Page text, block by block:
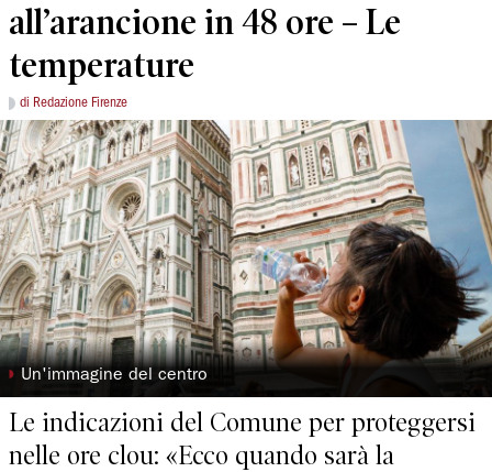
all’arancione in 48 ore – Le
temperature
di Redazione Firenze
◗ Un'immagine del centro
Le indicazioni del Comune per proteggersi
nelle ore clou: «Ecco quando sarà la